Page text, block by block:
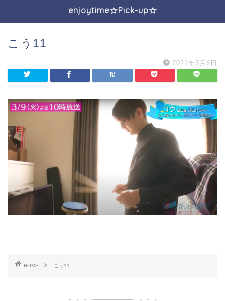
enjoytime☆Pick-up☆
こう11
2021年3月6日
HOME こう11